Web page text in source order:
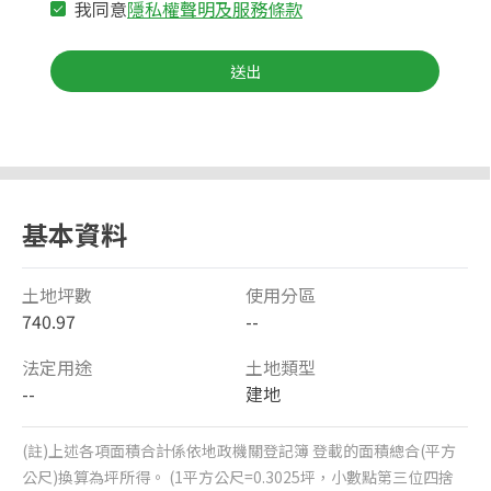
我同意隱私權聲明及服務條款
送出
基本資料
土地坪數
740.97
使用分區
--
法定用途
--
土地類型
建地
(註)上述各項面積合計係依地政機關登記簿 登載的面積總合(平方
公尺)換算為坪所得。 (1平方公尺=0.3025坪，小數點第三位四捨